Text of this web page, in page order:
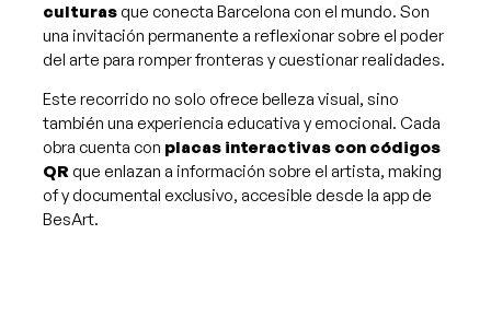
culturas que conecta Barcelona con el mundo. Son
una invitación permanente a reflexionar sobre el poder
del arte para romper fronteras y cuestionar realidades.
Este recorrido no solo ofrece belleza visual, sino
también una experiencia educativa y emocional. Cada
obra cuenta con placas interactivas con códigos
QR que enlazan a información sobre el artista, making
of y documental exclusivo, accesible desde la app de
BesArt.